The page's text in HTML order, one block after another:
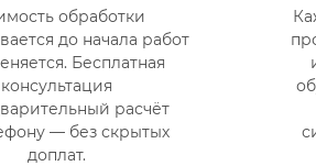
обработки
до начала работ
Бесплатная
консультация
расчёт
— без скрытых
доплат.